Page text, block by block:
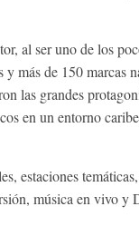
al ser uno de los
más de 150 marcas
las grandes
en un entorno
estaciones
música en vivo y